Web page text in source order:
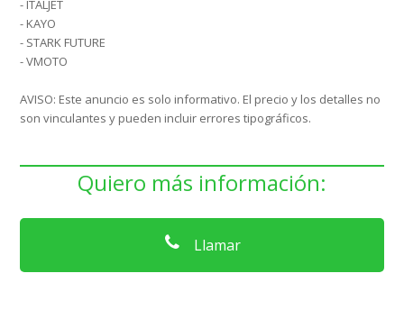
- ITALJET
- KAYO
- STARK FUTURE
- VMOTO
AVISO: Este anuncio es solo informativo. El precio y los detalles no
son vinculantes y pueden incluir errores tipográficos.
Quiero más información:
Llamar